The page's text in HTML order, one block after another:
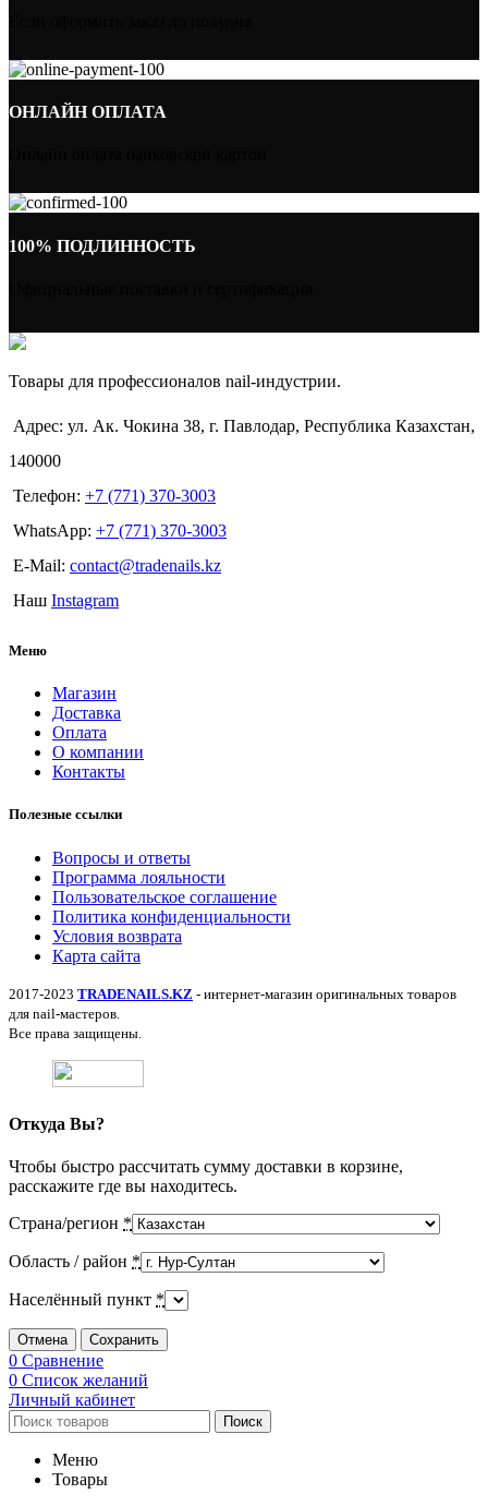
ОНЛАЙН ОПЛАТА
100% ПОДЛИННОСТЬ
Товары для профессионалов nail-индустрии.
Адрес: ул. Ак. Чокина 38, г. Павлодар, Республика Казахстан,
140000
Телефон: +7 (771) 370-3003
WhatsApp: +7 (771) 370-3003
E-Mail: contact@tradenails.kz
Наш Instagram
Меню
Магазин
Доставка
Оплата
О компании
Контакты
Полезные ссылки
Вопросы и ответы
Программа лояльности
Пользовательское соглашение
Политика конфиденциальности
Условия возврата
Карта сайта
2017-2023 TRADENAILS.KZ - интернет-магазин оригинальных товаров
для nail-мастеров.
Все права защищены.
Откуда Вы?
Чтобы быстро рассчитать сумму доставки в корзине,
расскажите где вы находитесь.
Страна/регион *
Область / район *
Населённый пункт *
Отмена Сохранить
0 Сравнение
0 Список желаний
Личный кабинет
Поиск
Меню
Товары